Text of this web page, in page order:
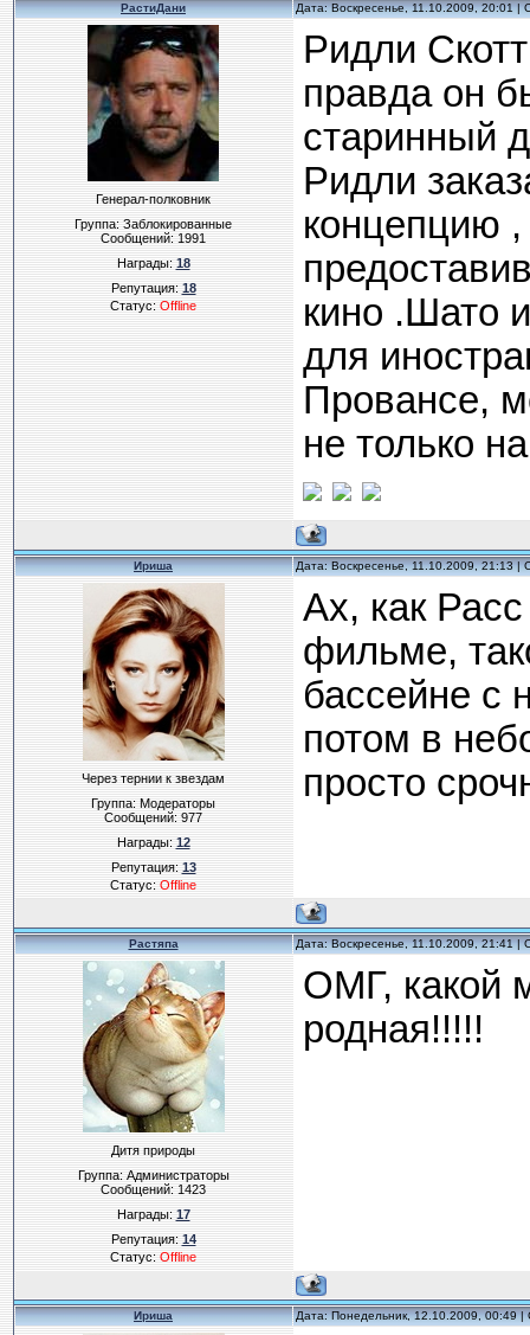
РастиДани Дата: Воскресенье, 11.10.2009, 20:01
Генерал-полковник
Группа: Заблокированные
Сообщений:1991
Награды:18
Репутация:18
Статус:Offline
Ридли
правда он
старинный
Ридли
концепцию ,
кино .Шато
для
Провансе,
не только
Ириша Дата: Воскресенье, 11.10.2009, 21:13
Через тернии к звездам
Группа: Модераторы
Сообщений:977
Награды:12
Репутация:13
Статус:Offline
Ах, как
фильме,
бассейне с
потом в
просто
Растяпа Дата: Воскресенье, 11.10.2009, 21:41
Дитя природы
Группа: Администраторы
Сообщений:1423
Награды:17
Репутация:14
Статус:Offline
ОМГ, какой
родная!!!!!
Ириша Дата: Понедельник, 12.10.2009, 00:49